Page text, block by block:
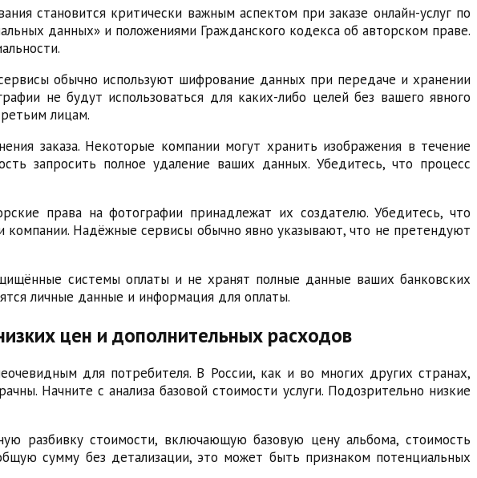
становится критически важным аспектом при заказе онлайн-услуг по
данных» и положениями Гражданского кодекса об авторском праве.
обычно используют шифрование данных при передаче и хранении
не будут использоваться для каких-либо целей без вашего явного
лицам.
заказа. Некоторые компании могут хранить изображения в течение
запросить полное удаление ваших данных. Убедитесь, что процесс
права на фотографии принадлежат их создателю. Убедитесь, что
компании. Надёжные сервисы обычно явно указывают, что не претендуют
системы оплаты и не хранят полные данные ваших банковских
личные данные и информация для оплаты.
цен и дополнительных расходов
для потребителя. В России, как и во многих других странах,
Начните с анализа базовой стоимости услуги. Подозрительно низкие
разбивку стоимости, включающую базовую цену альбома, стоимость
сумму без детализации, это может быть признаком потенциальных